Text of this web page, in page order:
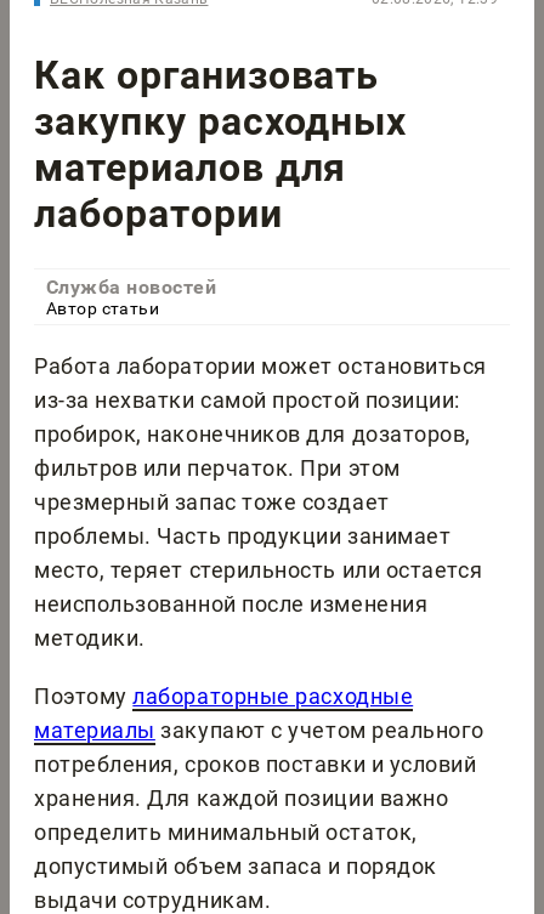
Как организовать
закупку расходных
материалов для
лаборатории
Служба новостей
Автор статьи
Работа лаборатории может остановиться
из-за нехватки самой простой позиции:
пробирок, наконечников для дозаторов,
фильтров или перчаток. При этом
чрезмерный запас тоже создает
проблемы. Часть продукции занимает
место, теряет стерильность или остается
неиспользованной после изменения
методики.
Поэтомулабораторные расходные
материалы закупают с учетом реального
потребления, сроков поставки и условий
хранения. Для каждой позиции важно
определить минимальный остаток,
допустимый объем запаса и порядок
выдачи сотрудникам.